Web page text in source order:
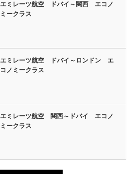
エミレーツ航空 ドバイ～関西 エコノ
ミークラス
エミレーツ航空 ドバイ～ロンドン エ
コノミークラス
エミレーツ航空 関西～ドバイ エコノ
ミークラス